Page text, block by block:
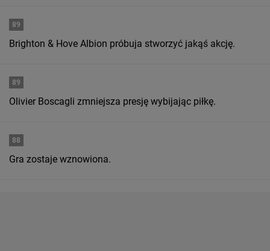
89
Brighton & Hove Albion próbuja stworzyć jakąś akcję.
89
Olivier Boscagli zmniejsza presję wybijając piłkę.
88
Gra zostaje wznowiona.